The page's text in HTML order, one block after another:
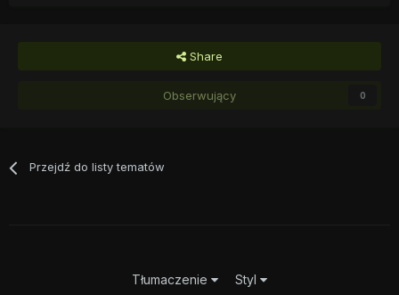
Share
Obserwujący 0
Przejdź do listy tematów
Tłumaczenie Styl